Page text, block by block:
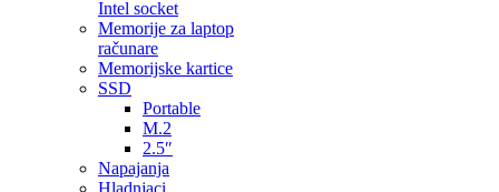
Intel socket
Memorije za laptop
računare
Memorijske kartice
SSD
Portable
M.2
2.5″
Napajanja
Hladnjaci